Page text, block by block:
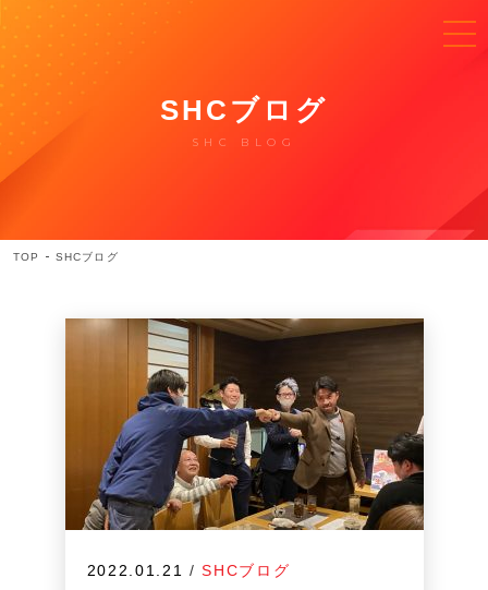
SHCブログ
SHC BLOG
TOP SHCブログ
2022.01.21 /SHCブログ